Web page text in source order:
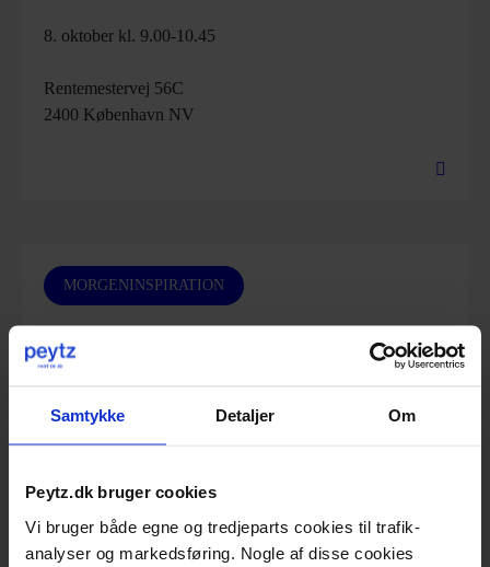
Samtykke Detaljer Om
Peytz.dk bruger cookies
Vi bruger både egne og tredjeparts cookies til trafik-
analyser og markedsføring. Nogle af disse cookies
8. oktober kl. 9.00-10.45
Rentemestervej 56C
2400 København NV
MORGENINSPIRATION
Digital strategi, når AI ændrer
senere
Rentemestervej 56C
2400 København NV